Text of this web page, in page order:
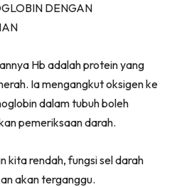
DENGAN
Hb adalah protein yang
Ia mengangkut oksigen ke
dalam tubuh boleh
pemeriksaan darah.
kita rendah, fungsi sel darah
akan terganggu.